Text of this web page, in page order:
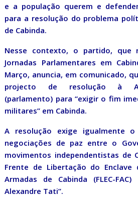
e a população querem e
para a resolução do problema
de Cabinda.
Nesse contexto, o partido, que
Jornadas Parlamentares em
Março, anuncia, em comunicado,
projecto de resolução à
(parlamento) para “exigir o fim
militares” em Cabinda.
A resolução exige igualmente
negociações de paz entre o
movimentos independentistas de
Frente de Libertação do Enclave
Armadas de Cabinda (FLEC-
Alexandre Tati”.